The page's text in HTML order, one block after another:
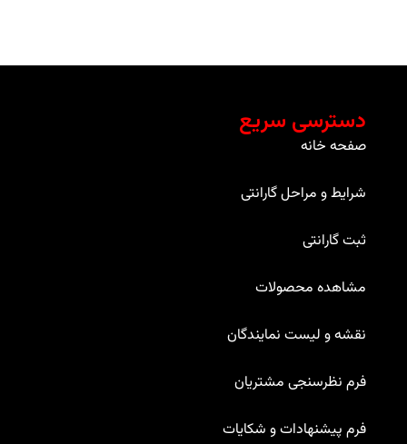
دسترسی سریع
صفحه خانه
شرایط و مراحل گارانتی
ثبت گارانتی
مشاهده محصولات
نقشه و لیست نمایندگان
فرم نظرسنجی مشتریان
فرم پیشنهادات و شکایات